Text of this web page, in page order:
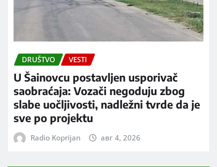
DRUŠTVO VESTI
U Šainovcu postavljen usporivač
saobraćaja: Vozači negoduju zbog
slabe uočljivosti, nadležni tvrde da je
sve po projektu
Radio Koprijan авг 4, 2026